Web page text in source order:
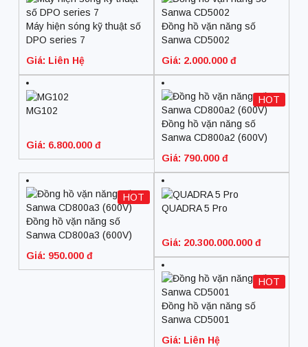
Máy hiện sóng kỹ thuật số
DPO series 7
Giá: Liên Hệ
Đồng hồ vặn năng số
Sanwa CD5002
Giá: 2.000.000 đ
MG102
Giá: 6.800.000 đ
Đồng hồ vặn năng số
Sanwa CD800a2 (600V)
Giá: 790.000 đ
HOT
Đồng hồ vặn năng số
Sanwa CD800a3 (600V)
Giá: 950.000 đ
HOT
QUADRA 5 Pro
Giá: 20.300.000.000 đ
Đồng hồ vặn năng số
Sanwa CD5001
Giá: Liên Hệ
HOT